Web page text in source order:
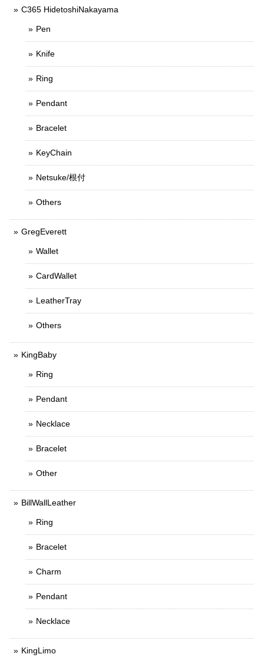
C365 HidetoshiNakayama
Pen
Knife
Ring
Pendant
Bracelet
KeyChain
Netsuke/根付
Others
GregEverett
Wallet
CardWallet
LeatherTray
Others
KingBaby
Ring
Pendant
Necklace
Bracelet
Other
BillWallLeather
Ring
Bracelet
Charm
Pendant
Necklace
KingLimo